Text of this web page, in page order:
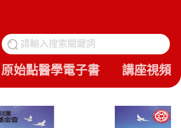
請輸入搜索關鍵詞
原始點醫學電子書 講座視頻